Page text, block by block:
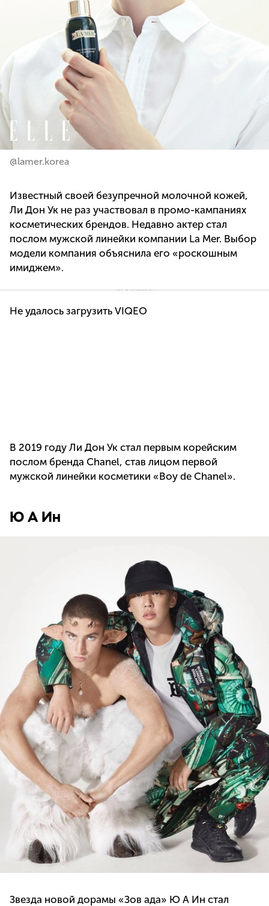
@lamer.korea
Известный своей безупречной молочной кожей,
Ли Дон Ук не раз участвовал в промо-кампаниях
косметических брендов. Недавно актер стал
послом мужской линейки компании La Mer. Выбор
модели компания объяснила его «роскошным
имиджем».
Не удалось загрузить VIQEO
В 2019 году Ли Дон Ук стал первым корейским
послом бренда Chanel, став лицом первой
мужской линейки косметики «Boy de Chanel».
Ю А Ин
Звезда новой дорамы «Зов ада» Ю А Ин стал